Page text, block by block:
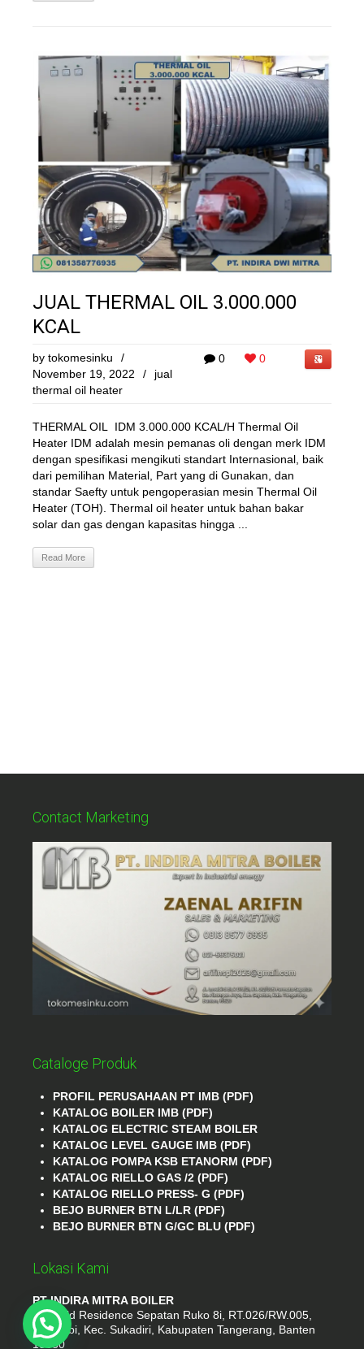
JUAL THERMAL OIL 3.000.000
KCAL
0 0
by tokomesinku
/
November 19, 2022
/
jual
thermal oil heater
THERMAL OIL IDM 3.000.000 KCAL/H Thermal Oil
Heater IDM adalah mesin pemanas oli dengan merk IDM
dengan spesifikasi mengikuti standart Internasional, baik
dari pemilihan Material, Part yang di Gunakan, dan
standar Saefty untuk pengoperasian mesin Thermal Oil
Heater (TOH). Thermal oil heater untuk bahan bakar
solar dan gas dengan kapasitas hingga ...
Read More
Contact Marketing
Cataloge Produk
PROFIL PERUSAHAAN PT IMB (PDF)
KATALOG BOILER IMB (PDF)
KATALOG ELECTRIC STEAM BOILER
KATALOG LEVEL GAUGE IMB (PDF)
KATALOG POMPA KSB ETANORM (PDF)
KATALOG RIELLO GAS /2 (PDF)
KATALOG RIELLO PRESS- G (PDF)
BEJO BURNER BTN L/LR (PDF)
BEJO BURNER BTN G/GC BLU (PDF)
Lokasi Kami
PT INDIRA MITRA BOILER
Emerald Residence Sepatan Ruko 8i, RT.026/RW.005,
Kosambi, Kec. Sukadiri, Kabupaten Tangerang, Banten
15530